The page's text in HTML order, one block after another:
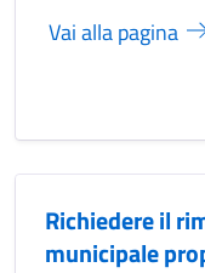
Vai alla pagina
Richiedere il
municipale